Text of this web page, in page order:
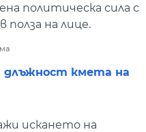
политическа сила с
на лице.
кмета на
искането на